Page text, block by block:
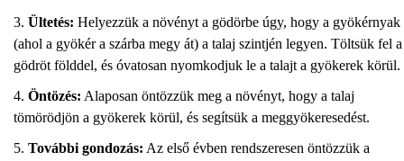
Ültetés: Helyezzük a növényt a gödörbe úgy, hogy a gyökérnyak
(ahol a gyökér a szárba megy át) a talaj szintjén legyen. Töltsük fel a
gödröt földdel, és óvatosan nyomkodjuk le a talajt a gyökerek körül.
Öntözés: Alaposan öntözzük meg a növényt, hogy a talaj
tömörödjön a gyökerek körül, és segítsük a meggyökeresedést.
További gondozás: Az első évben rendszeresen öntözzük a